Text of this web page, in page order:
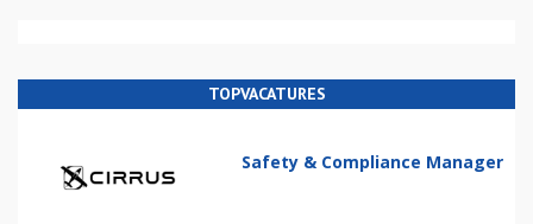
TOPVACATURES
Safety & Compliance Manager